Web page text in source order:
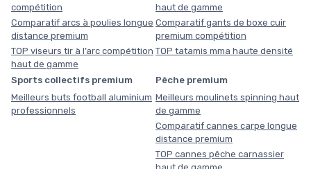
compétition
Comparatif arcs à poulies longue
distance premium
TOP viseurs tir à l’arc compétition
haut de gamme
haut de gamme
Comparatif gants de boxe cuir
premium compétition
TOP tatamis mma haute densité
Sports collectifs premium
Meilleurs buts football aluminium
professionnels
Pêche premium
Meilleurs moulinets spinning haut
de gamme
Comparatif cannes carpe longue
distance premium
TOP cannes pêche carnassier